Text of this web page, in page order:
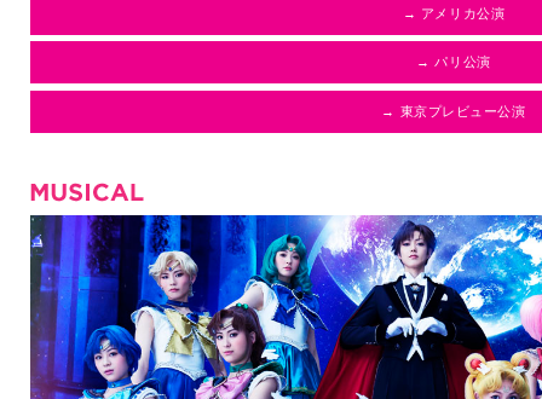
→ アメリカ公演
→ パリ公演
→ 東京プレビュー公演